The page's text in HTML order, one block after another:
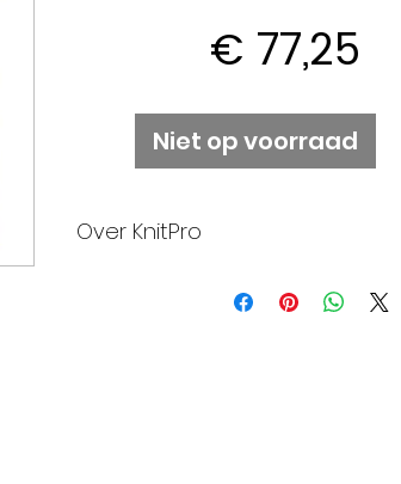
€ 77,25
Niet op voorraad
Over KnitPro
ontwerp en het vakmanschap.